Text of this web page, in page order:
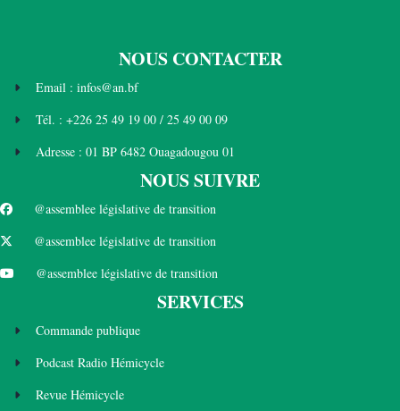
NOUS CONTACTER
Email : infos@an.bf
Tél. : +226 25 49 19 00 / 25 49 00 09
Adresse : 01 BP 6482 Ouagadougou 01
NOUS SUIVRE
@assemblee législative de transition
@assemblee législative de transition
@assemblee législative de transition
SERVICES
Commande publique
Podcast Radio Hémicycle
Revue Hémicycle